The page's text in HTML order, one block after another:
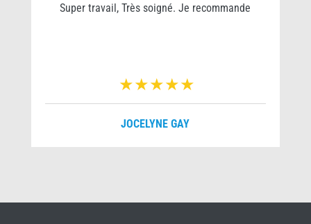
Super travail, Très soigné. Je recommande
JOCELYNE GAY